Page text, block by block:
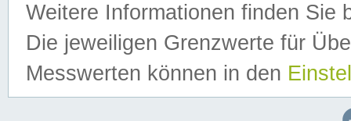
Weitere Informationen finden Sie
Die jeweiligen Grenzwerte für
Messwerten können in den